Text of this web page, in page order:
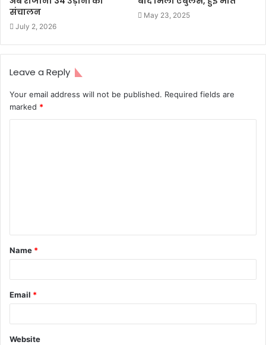
संचालन
July 2, 2026
May 23, 2025
Leave a Reply
Your email address will not be published. Required fields are
marked *
t
*
Name *
Email *
Website